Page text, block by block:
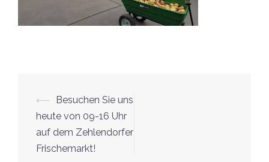
Beitrags-
Navigation
⟵
Besuchen Sie uns
heute von 09-16 Uhr
auf dem Zehlendorfer
Frischemarkt!